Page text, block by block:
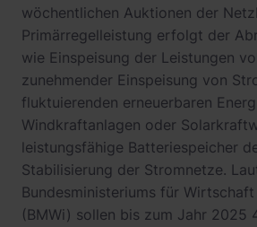
wöchentlichen Auktionen der
Primärregelleistung erfolgt der
wie Einspeisung der Leistungen
zunehmender Einspeisung von
fluktuierenden erneuerbaren
Windkraftanlagen oder
leistungsfähige Batteriespeicher
Stabilisierung der Stromnetze.
Bundesministeriums für
(BMWi) sollen bis zum Jahr 2025